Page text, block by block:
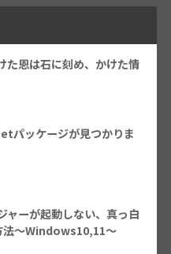
た恩は石に刻め、かけた情
パッケージが見つかりま
ャーが起動しない、真っ白
法～Windows10,11～